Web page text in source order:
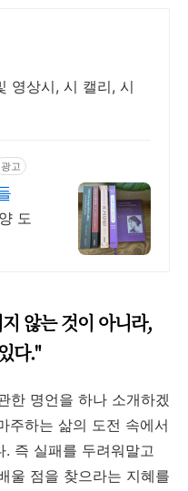
영상시, 시 캘리, 시
광고
도
않는 것이 아니라,
다."
한 명언을 하나 소개하겠
주하는 삶의 도전 속에서
즉 실패를 두려워말고
울 점을 찾으라는 지혜를